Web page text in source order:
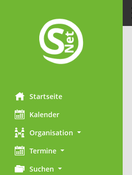
Startseite
Kalender
Organisation
Termine
Suchen